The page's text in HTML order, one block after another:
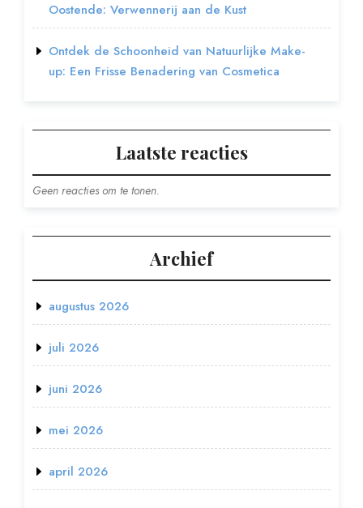
Oostende: Verwennerij aan de Kust
Ontdek de Schoonheid van Natuurlijke Make-
up: Een Frisse Benadering van Cosmetica
Laatste reacties
Geen reacties om te tonen.
Archief
augustus 2026
juli 2026
juni 2026
mei 2026
april 2026